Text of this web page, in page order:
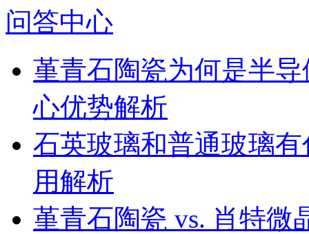
问答中心
堇青石陶瓷为何是半
心优势解析
石英玻璃和普通玻璃
用解析
堇青石陶瓷 vs. 肖特微